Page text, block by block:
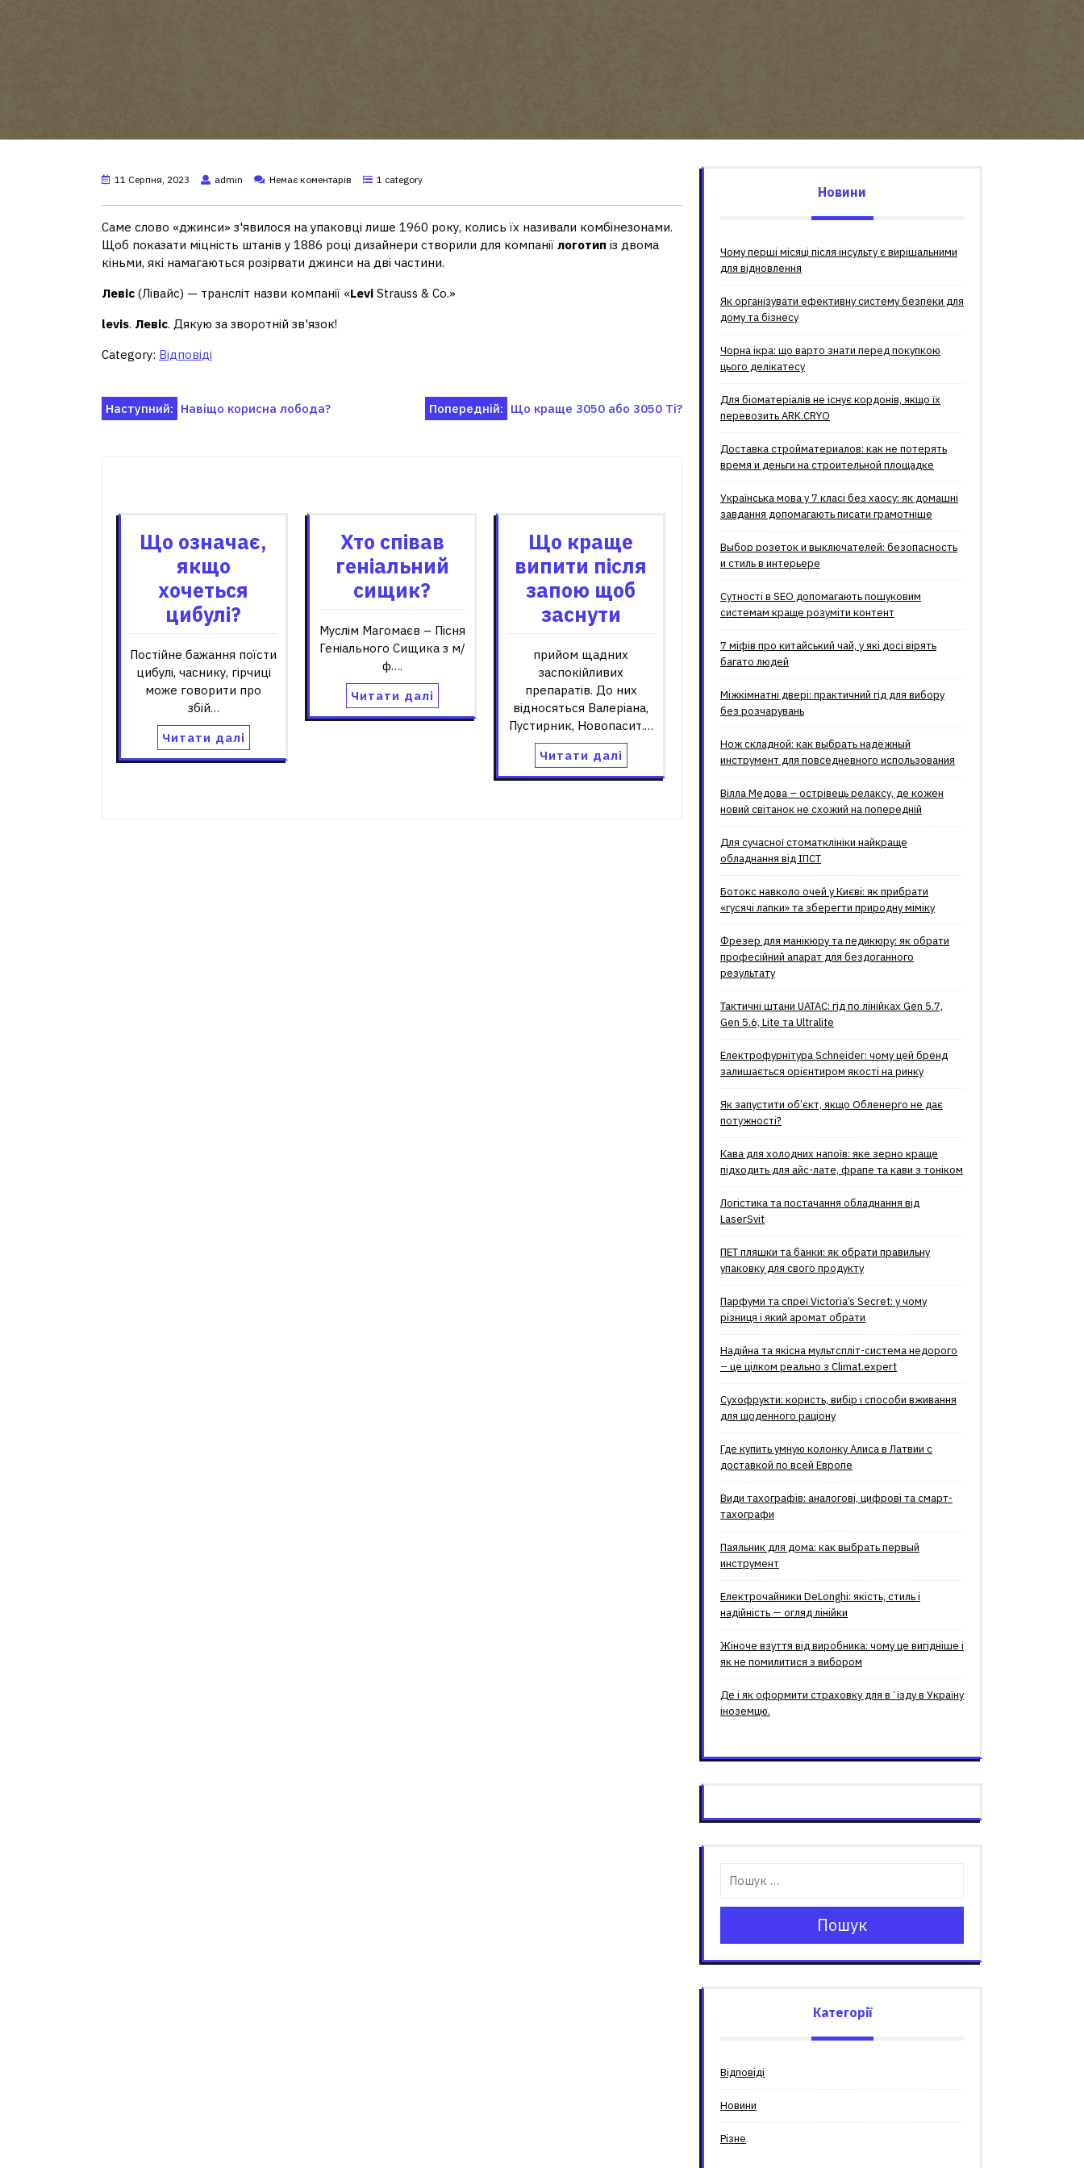
11 Серпня, 2023 admin Немає коментарів 1 category
Саме слово «джинси» з'явилося на упаковці лише 1960 року, колись їх називали комбінезонами.
Щоб показати міцність штанів у 1886 році дизайнери створили для компанії логотип із двома
кіньми, які намагаються розірвати джинси на дві частини.
Левіс (Лівайс) — трансліт назви компанії «Levi Strauss & Co.»
levis. Левіс. Дякую за зворотній зв'язок!
Category: Відповіді
Навігація
Попередній: Що краще 3050 або 3050 Ti?
Наступний: Навіщо корисна лобода?
Що означає,
якщо
хочеться
цибулі?
Постійне бажання поїсти
цибулі, часнику, гірчиці
може говорити про
збій…
Читати далі
Хто співав
геніальний
сищик?
Муслім Магомаєв – Пісня
Геніального Сищика з м/
ф….
Читати далі
Що краще
випити після
запою щоб
заснути
прийом щадних
заспокійливих
препаратів. До них
відносяться Валеріана,
Пустирник, Новопасит.…
Читати далі
Новини
Чому перші місяці після інсульту є вирішальними
для відновлення
Як організувати ефективну систему безпеки для
дому та бізнесу
Чорна ікра: що варто знати перед покупкою
цього делікатесу
Для біоматеріалів не існує кордонів, якщо їх
перевозить ARK.CRYO
Доставка стройматериалов: как не потерять
время и деньги на строительной площадке
Українська мова у 7 класі без хаосу: як домашні
завдання допомагають писати грамотніше
Выбор розеток и выключателей: безопасность
и стиль в интерьере
Сутності в SEO допомагають пошуковим
системам краще розуміти контент
7 міфів про китайський чай, у які досі вірять
багато людей
Міжкімнатні двері: практичний гід для вибору
без розчарувань
Нож складной: как выбрать надёжный
инструмент для повседневного использования
Вілла Медова – острівець релаксу, де кожен
новий світанок не схожий на попередній
Для сучасної стоматклініки найкраще
обладнання від ІПСТ
Ботокс навколо очей у Києві: як прибрати
«гусячі лапки» та зберегти природну міміку
Фрезер для манікюру та педикюру: як обрати
професійний апарат для бездоганного
результату
Тактичні штани UATAC: гід по лінійках Gen 5.7,
Gen 5.6, Lite та Ultralite
Електрофурнітура Schneider: чому цей бренд
залишається орієнтиром якості на ринку
Як запустити об’єкт, якщо Обленерго не дає
потужності?
Кава для холодних напоїв: яке зерно краще
підходить для айс-лате, фрапе та кави з тоніком
Логістика та постачання обладнання від
LaserSvit
ПЕТ пляшки та банки: як обрати правильну
упаковку для свого продукту
Парфуми та спреї Victoria’s Secret: у чому
різниця і який аромат обрати
Надійна та якісна мультспліт-система недорого
– це цілком реально з Climat.еxpert
Сухофрукти: користь, вибір і способи вживання
для щоденного раціону
Где купить умную колонку Алиса в Латвии с
доставкой по всей Европе
Види тахографів: аналогові, цифрові та смарт-
тахографи
Паяльник для дома: как выбрать первый
инструмент
Електрочайники DeLonghi: якість, стиль і
надійність — огляд лінійки
Жіноче взуття від виробника: чому це вигідніше і
як не помилитися з вибором
Де і як оформити страховку для вʼїзду в Україну
іноземцю.
Пошук
Категорії
Відповіді
Новини
Різне